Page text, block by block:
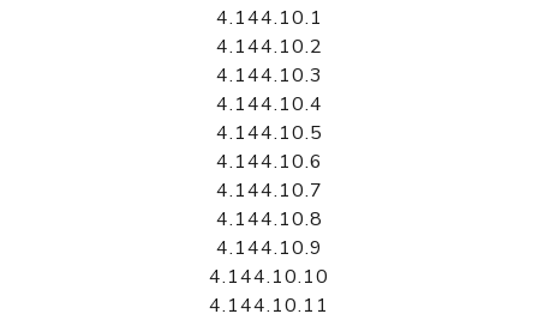
4.144.10.1
4.144.10.2
4.144.10.3
4.144.10.4
4.144.10.5
4.144.10.6
4.144.10.7
4.144.10.8
4.144.10.9
4.144.10.10
4.144.10.11